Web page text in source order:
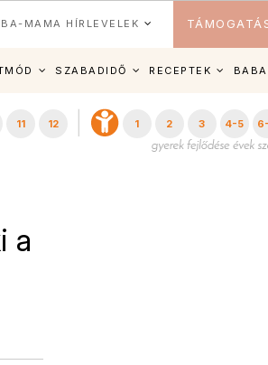
MAMA HÍRLEVELEK
SZABADIDŐ RECEPTEK
11 12 1 2 3 4-5
a